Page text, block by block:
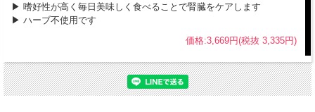
▶︎ 嗜好性が高く毎日美味しく食べることで腎臓をケアします
▶︎ ハーブ不使用です
価格:3,669円(税抜 3,335円)